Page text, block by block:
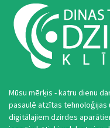
Mūsu mērķis - katru dienu
pasaulē atzītas
digitālajiem dzirdes